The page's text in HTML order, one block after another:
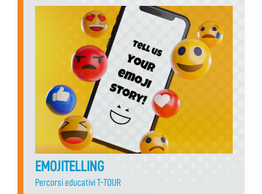
EMOJITELLING
Percorsi educativi T-TOUR